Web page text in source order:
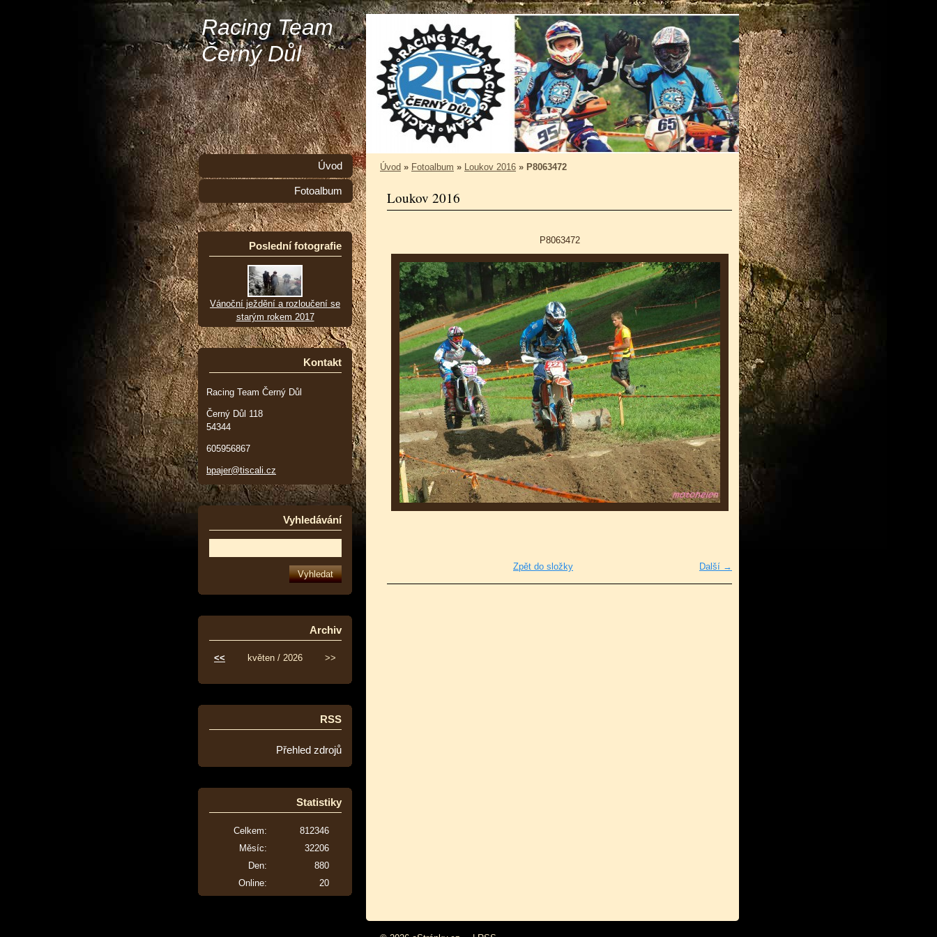
Racing Team
Černý Důl
Úvod » Fotoalbum » Loukov 2016 » P8063472
Loukov 2016
P8063472
Další →
Zpět do složky
Úvod
Fotoalbum
Poslední fotografie
Vánoční ježdění a rozloučení se
starým rokem 2017
Kontakt
Racing Team Černý Důl
Černý Důl 118
54344
605956867
bpajer@tiscali.cz
Vyhledávání
Archiv
<< květen / 2026 >>
RSS
Přehled zdrojů
Statistiky
Online: 20
Celkem:
812346
Měsíc:
32206
Den:
880